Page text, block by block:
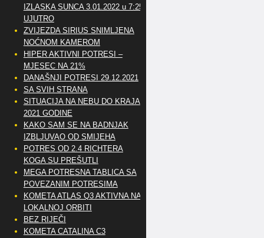
IZLASKA SUNCA 3.01.2022 u 7:25
UJUTRO
ZVIJEZDA SIRIUS SNIMLJENA
NOĆNOM KAMEROM
HIPER AKTIVNI POTRESI –
MJESEC NA 21%
DANAŠNJI POTRESI 29.12.2021
SA SVIH STRANA
SITUACIJA NA NEBU DO KRAJA
2021 GODINE
KAKO SAM SE NA BADNJAK
IZBLJUVAO OD SMIJEHA
POTRES OD 2.4 RICHTERA
KOGA SU PREŠUTLI
MEGA POTRESNA TABLICA SA
POVEZANIM POTRESIMA
KOMETA ATLAS Q3 AKTIVNA NA
LOKALNOJ ORBITI
BEZ RIJEČI
KOMETA CATALINA C3